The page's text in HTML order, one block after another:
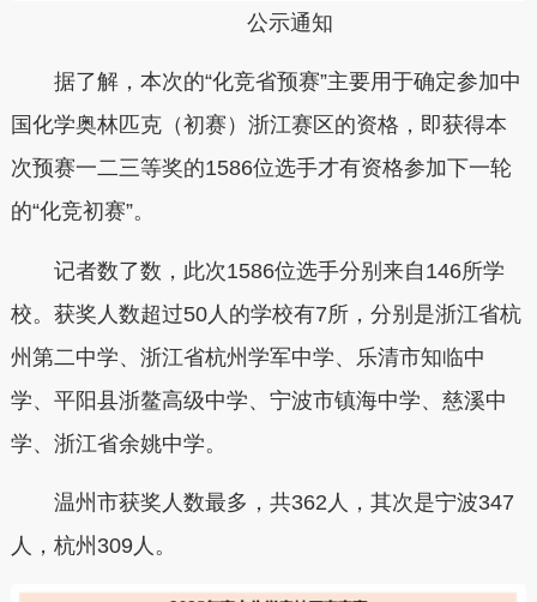
公示通知
据了解，本次的“化竞省预赛”主要用于确定参加中
国化学奥林匹克（初赛）浙江赛区的资格，即获得本
次预赛一二三等奖的1586位选手才有资格参加下一轮
的“化竞初赛”。
记者数了数，此次1586位选手分别来自146所学
校。获奖人数超过50人的学校有7所，分别是浙江省杭
州第二中学、浙江省杭州学军中学、乐清市知临中
学、平阳县浙鳌高级中学、宁波市镇海中学、慈溪中
学、浙江省余姚中学。
温州市获奖人数最多，共362人， 其次是宁波347
人，杭州309人。